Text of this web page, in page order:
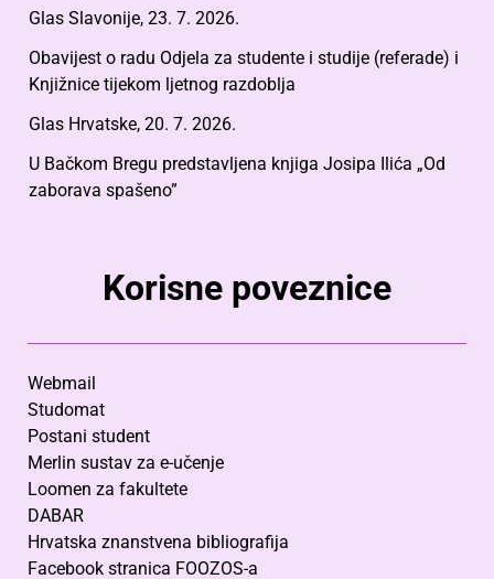
Glas Slavonije, 23. 7. 2026.
Obavijest o radu Odjela za studente i studije (referade) i
Knjižnice tijekom ljetnog razdoblja
Glas Hrvatske, 20. 7. 2026.
U Bačkom Bregu predstavljena knjiga Josipa Ilića „Od
zaborava spašeno”
Korisne poveznice
Webmail
Studomat
Postani student
Merlin sustav za e-učenje
Loomen za fakultete
DABAR
Hrvatska znanstvena bibliografija
Facebook stranica FOOZOS-a